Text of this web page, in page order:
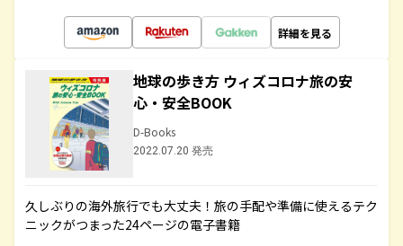
詳細を見る
地球の歩き方 ウィズコロナ旅の安
心・安全BOOK
D-Books
2022.07.20 発売
久しぶりの海外旅行でも大丈夫！旅の手配や準備に使えるテク
ニックがつまった24ページの電子書籍